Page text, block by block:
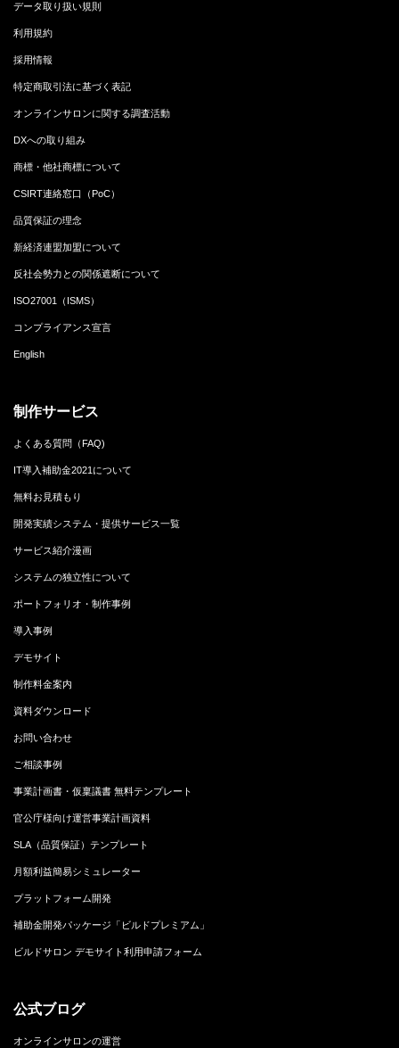
データ取り扱い規則
利用規約
採用情報
特定商取引法に基づく表記
オンラインサロンに関する調査活動
DXへの取り組み
商標・他社商標について
CSIRT連絡窓口（PoC）
品質保証の理念
新経済連盟加盟について
反社会勢力との関係遮断について
ISO27001（ISMS）
コンプライアンス宣言
English
制作サービス
よくある質問（FAQ)
IT導入補助金2021について
無料お見積もり
開発実績システム・提供サービス一覧
サービス紹介漫画
システムの独立性について
ポートフォリオ・制作事例
導入事例
デモサイト
制作料金案内
資料ダウンロード
お問い合わせ
ご相談事例
事業計画書・仮稟議書 無料テンプレート
官公庁様向け運営事業計画資料
SLA（品質保証）テンプレート
月額利益簡易シミュレーター
プラットフォーム開発
補助金開発パッケージ「ビルドプレミアム」
ビルドサロン デモサイト利用申請フォーム
公式ブログ
オンラインサロンの運営